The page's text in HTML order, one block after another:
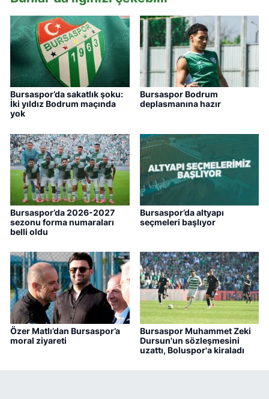
Bursaspor’da sakatlık şoku:
İki yıldız Bodrum maçında
yok
Bursaspor Bodrum
deplasmanına hazır
Bursaspor’da 2026-2027
sezonu forma numaraları
belli oldu
Bursaspor’da altyapı
seçmeleri başlıyor
Özer Matlı’dan Bursaspor’a
moral ziyareti
Bursaspor Muhammet Zeki
Dursun'un sözleşmesini
uzattı, Boluspor'a kiraladı